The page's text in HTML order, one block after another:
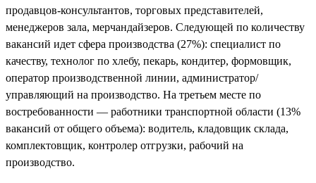
продавцов-консультантов, торговых представителей,
менеджеров зала, мерчандайзеров. Следующей по количеству
вакансий идет сфера производства (27%): специалист по
качеству, технолог по хлебу, пекарь, кондитер, формовщик,
оператор производственной линии, администратор/
управляющий на производство. На третьем месте по
востребованности — работники транспортной области (13%
вакансий от общего объема): водитель, кладовщик склада,
комплектовщик, контролер отгрузки, рабочий на
производство.